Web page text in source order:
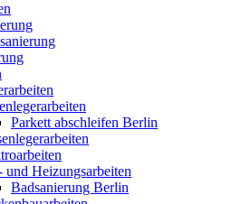
Parkett abschleifen Berlin
und Heizungsarbeiten
Badsanierung Berlin